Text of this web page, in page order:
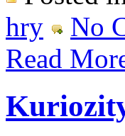
hry
No
Read